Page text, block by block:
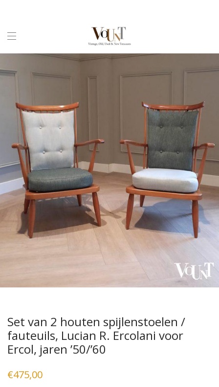
Set van 2 houten spijlenstoelen /
fauteuils, Lucian R. Ercolani voor
Ercol, jaren ’50/’60
€475,00